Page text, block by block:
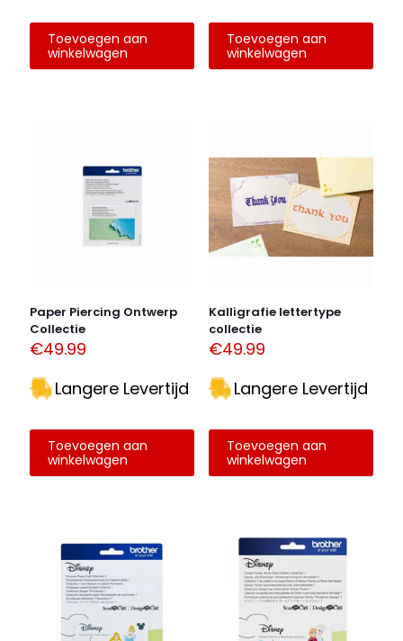
Toevoegen aan
winkelwagen
Toevoegen aan
winkelwagen
Paper Piercing Ontwerp
Collectie
€49.99
Langere Levertijd
Toevoegen aan
winkelwagen
Kalligrafie lettertype
collectie
€49.99
Langere Levertijd
Toevoegen aan
winkelwagen